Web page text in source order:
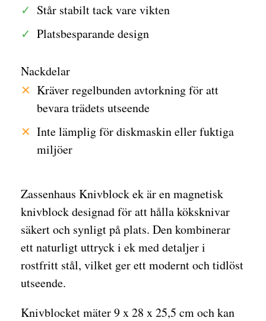
Zassenhaus Knivblock ek är en magnetisk
knivblock designad för att hålla köksknivar
säkert och synligt på plats. Den kombinerar
ett naturligt uttryck i ek med detaljer i
rostfritt stål, vilket ger ett modernt och tidlöst
utseende.
Knivblocket mäter 9 x 28 x 25,5 cm och kan
Står stabilt tack vare vikten
Platsbesparande design
Nackdelar
Kräver regelbunden avtorkning för att
bevara trädets utseende
Inte lämplig för diskmaskin eller fuktiga
miljöer